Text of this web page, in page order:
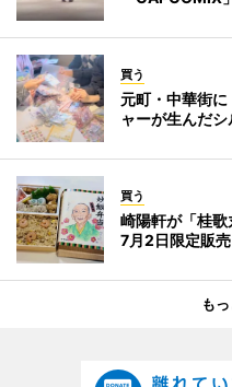
買う
元町・中華街
ャーが生んだ
買う
崎陽軒が「桂
7月2日限定販売
も